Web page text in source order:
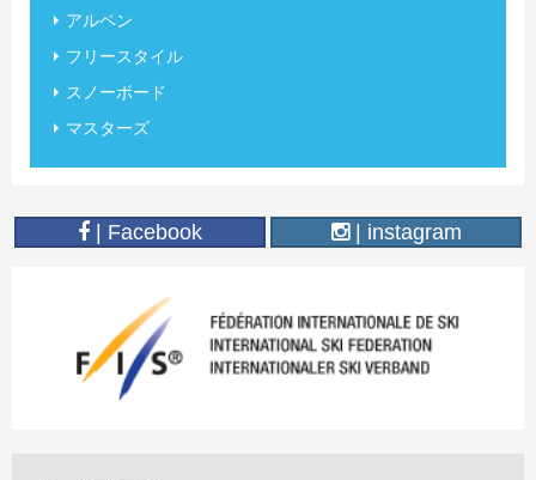
アルペン
フリースタイル
スノーボード
マスターズ
| Facebook | instagram